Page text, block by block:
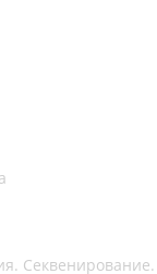
Секвенирование.